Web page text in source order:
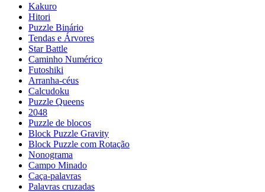
Kakuro
Hitori
Puzzle Binário
Tendas e Árvores
Star Battle
Caminho Numérico
Futoshiki
Arranha-céus
Calcudoku
Puzzle Queens
2048
Puzzle de blocos
Block Puzzle Gravity
Block Puzzle com Rotação
Nonograma
Campo Minado
Caça-palavras
Palavras cruzadas